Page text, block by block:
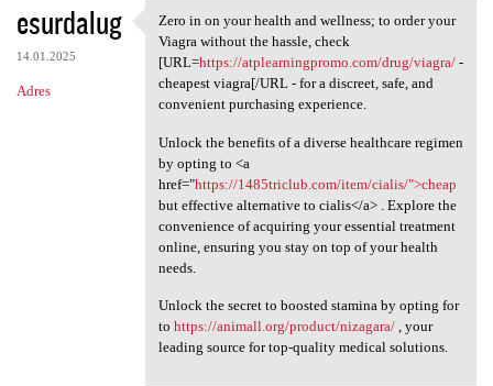
esurdalug
14.01.2025
Adres
Zero in on your health and
Zero in on your health and wellness; to order your
Viagra without the hassle, check
[URL=https://atplearningpromo.com/drug/viagra/-
cheapest viagra[/URL - for a discreet, safe, and
convenient purchasing experience.
Unlock the benefits of a diverse healthcare regimen
by opting to <a
href="https://1485triclub.com/item/cialis/">cheap
but effective alternative to cialis</a> . Explore the
convenience of acquiring your essential treatment
online, ensuring you stay on top of your health
needs.
Unlock the secret to boosted stamina by opting for
to https://animall.org/product/nizagara/, your
leading source for top-quality medical solutions.